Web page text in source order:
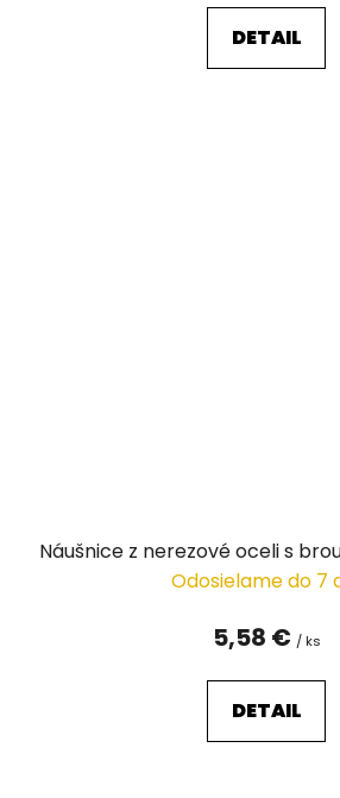
DETAIL
Náušnice z nerezové oceli s
Odosielame do 7
5,58 € / ks
DETAIL